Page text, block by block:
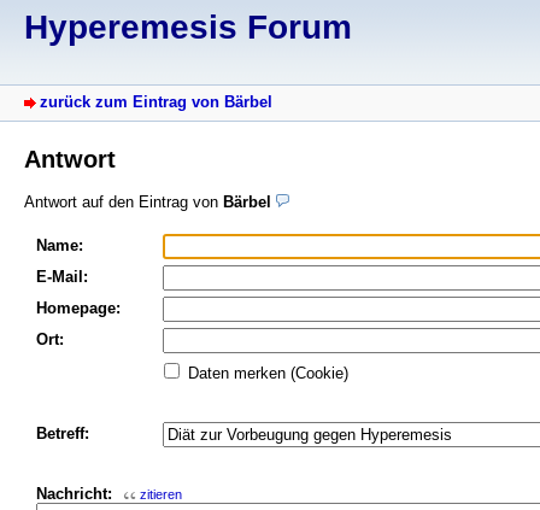
Hyperemesis Forum
zurück zum Eintrag von Bärbel
Antwort
Antwort auf den Eintrag von Bärbel
Name:
E-Mail:
Homepage:
Ort:
Daten merken (Cookie)
Betreff:
Nachricht: zitieren